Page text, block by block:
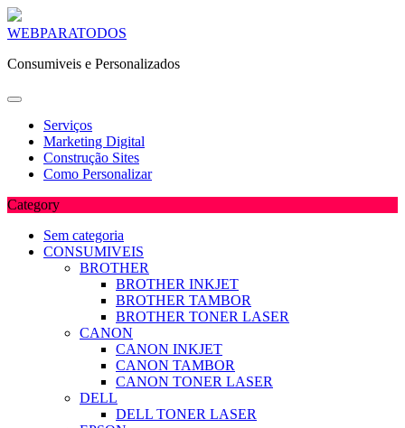
Skip
content
WEBPARATODOS
Consumiveis e Personalizados
Serviços
Marketing Digital
Construção Sites
Como Personalizar
Category
Sem categoria
CONSUMIVEIS
BROTHER
BROTHER INKJET
BROTHER TAMBOR
BROTHER TONER LASER
CANON
CANON INKJET
CANON TAMBOR
CANON TONER LASER
DELL
DELL TONER LASER